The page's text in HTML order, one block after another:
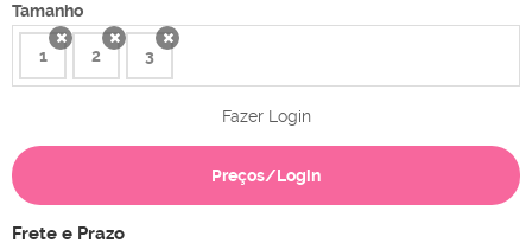
Tamanho
1 2 3
Fazer Login
Preços/Login
Frete e Prazo